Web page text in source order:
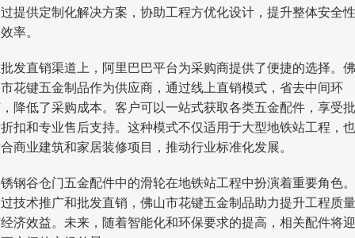
提供定制化解决方案，协助工程方优化设计，提升整体安全性
率。
发直销渠道上，阿里巴巴平台为采购商提供了便捷的选择。佛
花键五金制品作为供应商，通过线上直销模式，省去中间环
降低了采购成本。客户可以一站式获取各类五金配件，享受批
扣和专业售后支持。这种模式不仅适用于大型地铁站工程，也
商业建筑和家居装修项目，推动行业标准化发展。
钢谷仓门五金配件中的滑轮在地铁站工程中扮演着重要角色。
技术推广和批发直销，佛山市花键五金制品助力提升工程质量
济效益。未来，随着智能化和环保要求的提高，相关配件将迎